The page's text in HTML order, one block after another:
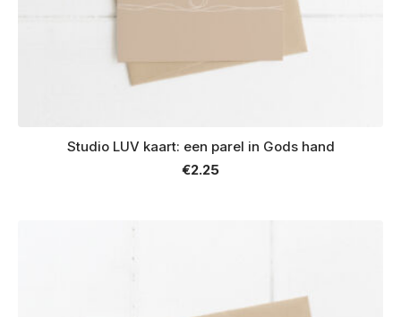
Studio LUV kaart: een parel in Gods hand
€2.25